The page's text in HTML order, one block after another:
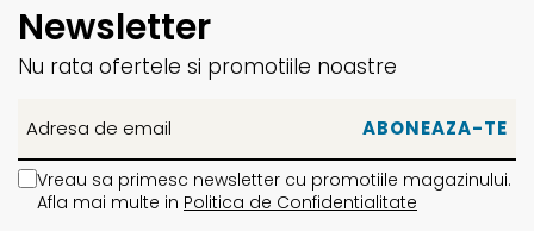
Newsletter
Nu rata ofertele si promotiile noastre
Vreau sa primesc newsletter cu promotiile magazinului.
Afla mai multe in Politica de Confidentialitate